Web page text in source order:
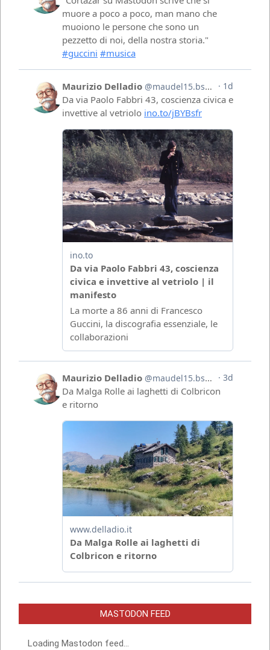
MASTODON FEED
Loading Mastodon feed...